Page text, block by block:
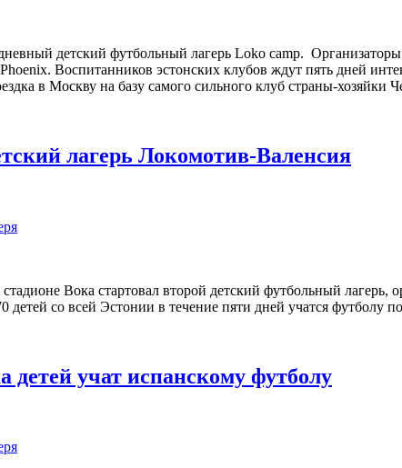
детский футбольный лагерь Loko camp.
Воспитанников эстонских клубов ждут пять дней
в Москву на базу самого сильного клуб страны-хозяйки
лагерь Локомотив-Валенсия
Вока стартовал второй детский футбольный
детей со всей Эстонии в течение пяти дней учатся
детей учат испанскому футболу